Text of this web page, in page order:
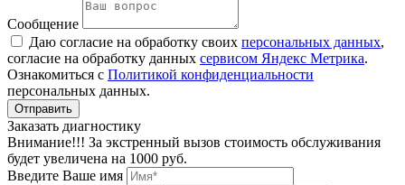
Сообщение
Даю согласие на обработку своих персональных данных,
согласие на обработку данных сервисом Яндекс Метрика.
Ознакомиться с Политикой конфиденциальности
персональных данных.
Заказать диагностику
Внимание!!! За экстренный вызов стоимость обслуживания
будет увеличена на 1000 руб.
Введите Ваше имя